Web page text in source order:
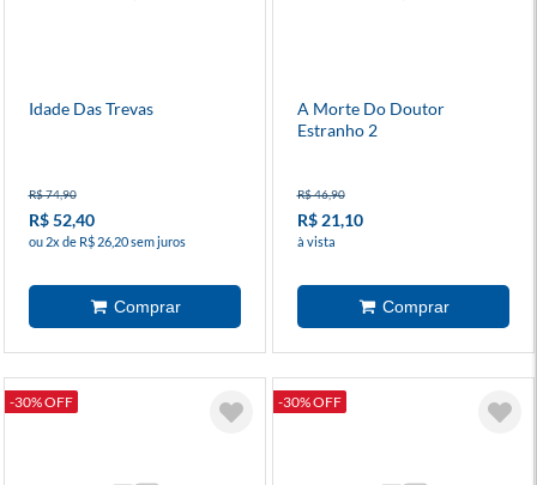
Idade Das Trevas
R$ 74,90
R$ 52,40
ou 2x de R$ 26,20 sem juros
A Morte Do Doutor
Estranho 2
R$ 46,90
R$ 21,10
à vista
-30% OFF -30% OFF